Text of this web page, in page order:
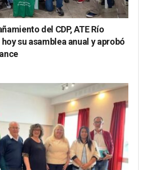
del CDP, ATE Río
su asamblea anual y aprobó